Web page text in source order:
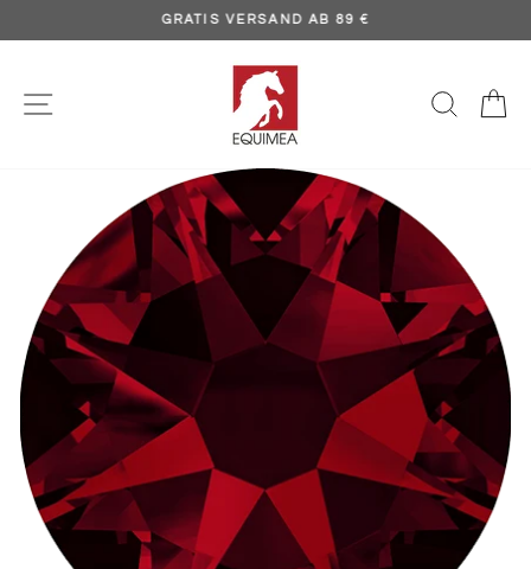
Pause
Diashow
GRATIS VERSAND AB 89 €
SEITENNAVIGATION